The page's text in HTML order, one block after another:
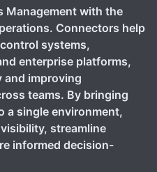
Management with the
Connectors help
systems,
enterprise platforms,
and improving
teams. By bringing
a single environment,
streamline
informed decision-